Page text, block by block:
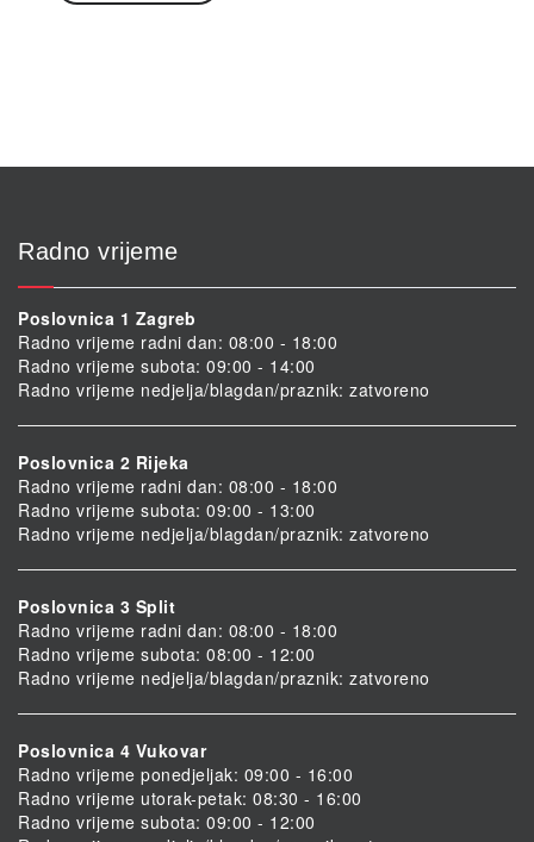
Radno vrijeme
Poslovnica 1 Zagreb
Radno vrijeme radni dan: 08:00 - 18:00
Radno vrijeme subota: 09:00 - 14:00
Radno vrijeme nedjelja/blagdan/praznik: zatvoreno
Poslovnica 2 Rijeka
Radno vrijeme radni dan: 08:00 - 18:00
Radno vrijeme subota: 09:00 - 13:00
Radno vrijeme nedjelja/blagdan/praznik: zatvoreno
Poslovnica 3 Split
Radno vrijeme radni dan: 08:00 - 18:00
Radno vrijeme subota: 08:00 - 12:00
Radno vrijeme nedjelja/blagdan/praznik: zatvoreno
Poslovnica 4 Vukovar
Radno vrijeme ponedjeljak: 09:00 - 16:00
Radno vrijeme utorak-petak: 08:30 - 16:00
Radno vrijeme subota: 09:00 - 12:00